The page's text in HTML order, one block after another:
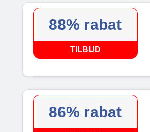
88% rabat
TILBUD
86% rabat